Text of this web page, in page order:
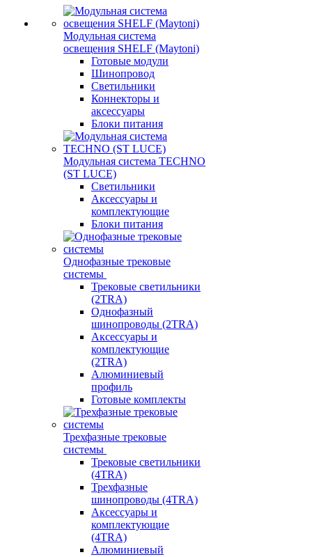
Модульная система
освещения SHELF (Maytoni)
Готовые модули
Шинопровод
Светильники
Коннекторы и
аксессуары
Блоки питания
Модульная система TECHNO
(ST LUCE)
Светильники
Аксессуары и
комплектующие
Блоки питания
Однофазные трековые
системы
Трековые светильники
(2TRA)
Однофазный
шинопроводы (2TRA)
Аксессуары и
комплектующие
(2TRA)
Алюминиевый
профиль
Готовые комплекты
Трехфазные трековые
системы
Трековые светильники
(4TRA)
Трехфазные
шинопроводы (4TRA)
Аксессуары и
комплектующие
(4TRA)
Алюминиевый